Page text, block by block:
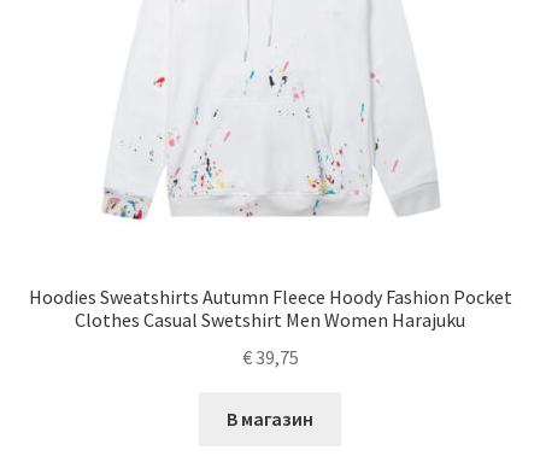
Hoodies Sweatshirts Autumn Fleece Hoody Fashion Pocket
Clothes Casual Swetshirt Men Women Harajuku
€39,75
В магазин